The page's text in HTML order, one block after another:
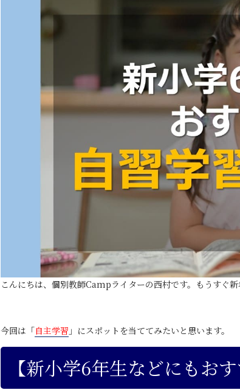
こんにちは、個別教師Campライターの西村です。もうすぐ新
今回は「自主学習 」にスポットを当ててみたいと思います。
【新小学6年生などにもお